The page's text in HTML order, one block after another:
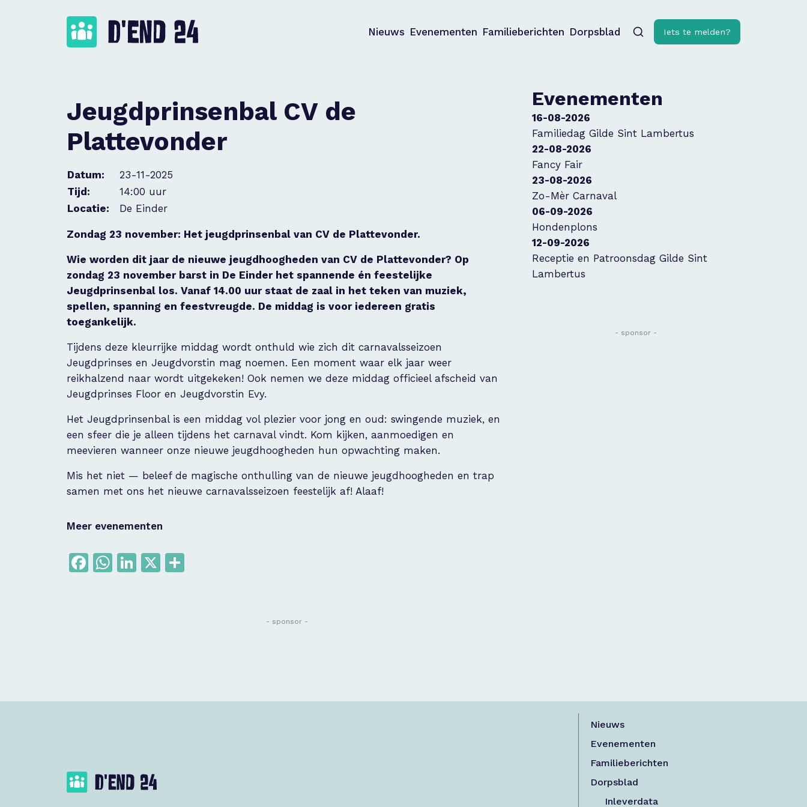
Nieuws Evenementen Familieberichten Dorpsblad Iets te melden?
Jeugdprinsenbal CV de
Plattevonder
Datum:
23-11-2025
Tijd:
14:00 uur
Locatie:
De Einder
Zondag 23 november: Het jeugdprinsenbal van CV de Plattevonder.
Wie worden dit jaar de nieuwe jeugdhoogheden van CV de Plattevonder? Op
zondag 23 november barst in De Einder het spannende én feestelijke
Jeugdprinsenbal los. Vanaf 14.00 uur staat de zaal in het teken van muziek,
spellen, spanning en feestvreugde. De middag is voor iedereen gratis
toegankelijk.
Tijdens deze kleurrijke middag wordt onthuld wie zich dit carnavalsseizoen
Jeugdprinses en Jeugdvorstin mag noemen. Een moment waar elk jaar weer
reikhalzend naar wordt uitgekeken! Ook nemen we deze middag officieel afscheid van
Jeugdprinses Floor en Jeugdvorstin Evy.
Het Jeugdprinsenbal is een middag vol plezier voor jong en oud: swingende muziek, en
een sfeer die je alleen tijdens het carnaval vindt. Kom kijken, aanmoedigen en
meevieren wanneer onze nieuwe jeugdhoogheden hun opwachting maken.
Mis het niet — beleef de magische onthulling van de nieuwe jeugdhoogheden en trap
samen met ons het nieuwe carnavalsseizoen feestelijk af! Alaaf!
Meer evenementen
Facebook
WhatsApp
LinkedIn
X
- sponsor -
Evenementen
16-08-2026
Familiedag Gilde Sint Lambertus
22-08-2026
Fancy Fair
23-08-2026
Zo-Mèr Carnaval
06-09-2026
Hondenplons
12-09-2026
Receptie en Patroonsdag Gilde Sint
Lambertus
- sponsor -
Nieuws
Evenementen
Familieberichten
Dorpsblad
Inleverdata